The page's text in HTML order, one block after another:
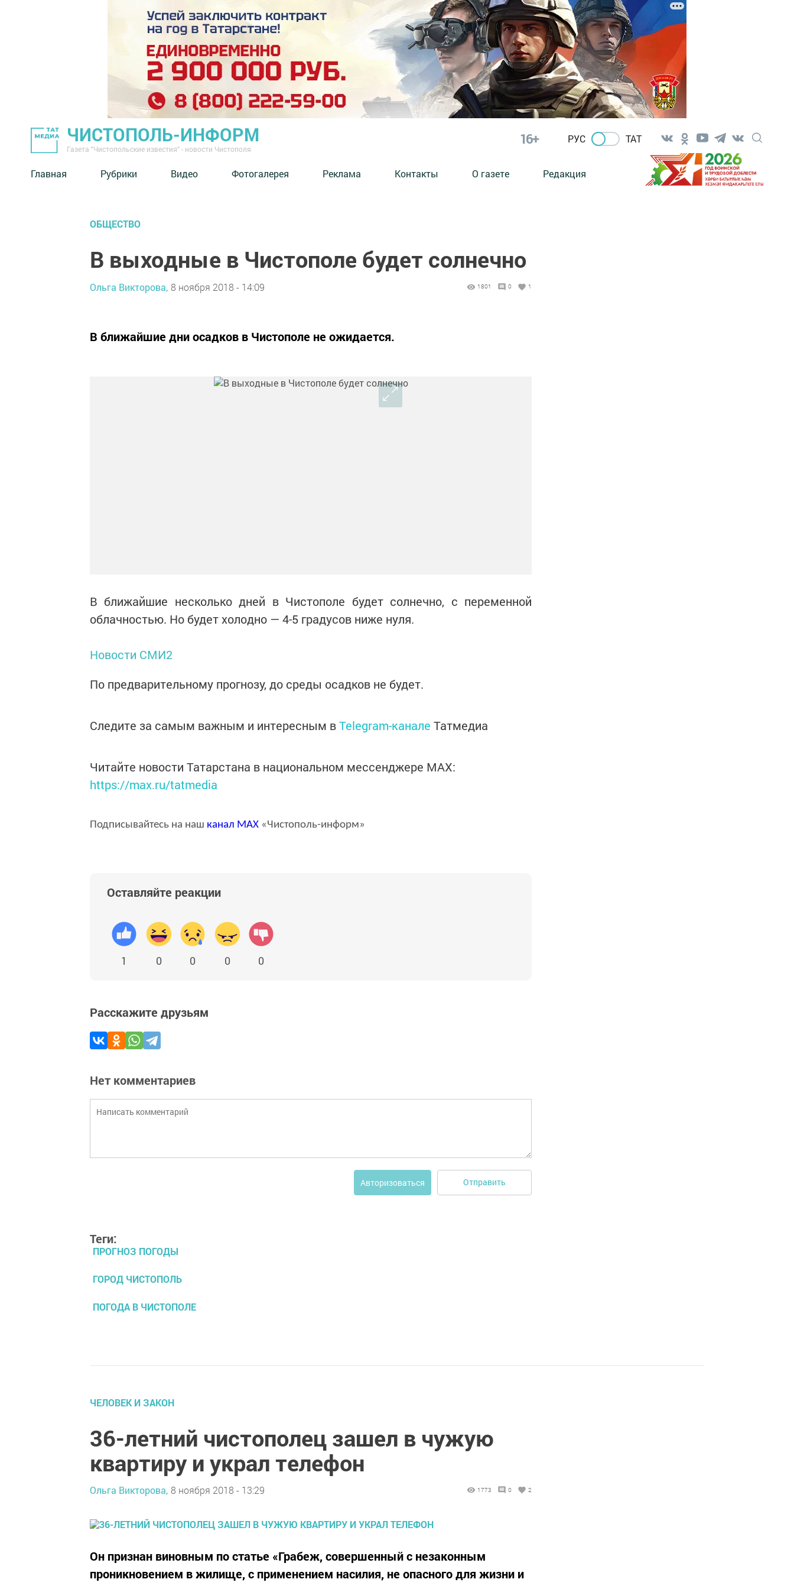
ЧИСТОПОЛЬ-ИНФОРМ
Газета "Чистопольские известия" - новости Чистополя
16+ РУС ТАТ
Главная Рубрики Видео Фотогалерея Реклама Контакты О газете Редакция
ОБЩЕСТВО
В выходные в Чистополе будет солнечно
Ольга Викторова, 8 ноября 2018 - 14:09 1801 0 1
В ближайшие дни осадков в Чистополе не ожидается.
В ближайшие несколько дней в Чистополе будет солнечно, с переменной
облачностью. Но будет холодно — 4-5 градусов ниже нуля.
Новости СМИ2
По предварительному прогнозу, до среды осадков не будет.
Следите за самым важным и интересным вTelegram-канале Татмедиа
Читайте новости Татарстана в национальном мессенджере MАХ:
https://max.ru/tatmedia
Подписывайтесь на наш канал MAX «Чистополь-информ»
Оставляйте реакции
1 0 0 0 0
Расскажите друзьям
Нет комментариев
Авторизоваться Отправить
Теги:
ПРОГНОЗ ПОГОДЫ
ГОРОД ЧИСТОПОЛЬ
ПОГОДА В ЧИСТОПОЛЕ
ЧЕЛОВЕК И ЗАКОН
36-летний чистополец зашел в чужую
квартиру и украл телефон
Ольга Викторова, 8 ноября 2018 - 13:29 1773 0 2
Он признан виновным по статье «Грабеж, совершенный с незаконным
проникновением в жилище, с применением насилия, не опасного для жизни и